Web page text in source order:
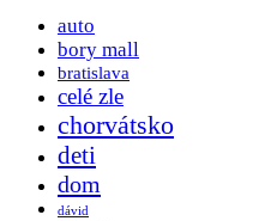
auto
bory mall
bratislava
celé zle
chorvátsko
deti
dom
dávid